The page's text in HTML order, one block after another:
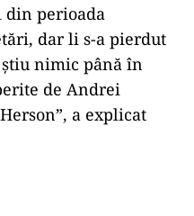
perioada
dar li s-a pierdut
nimic până în
de Andrei
a explicat